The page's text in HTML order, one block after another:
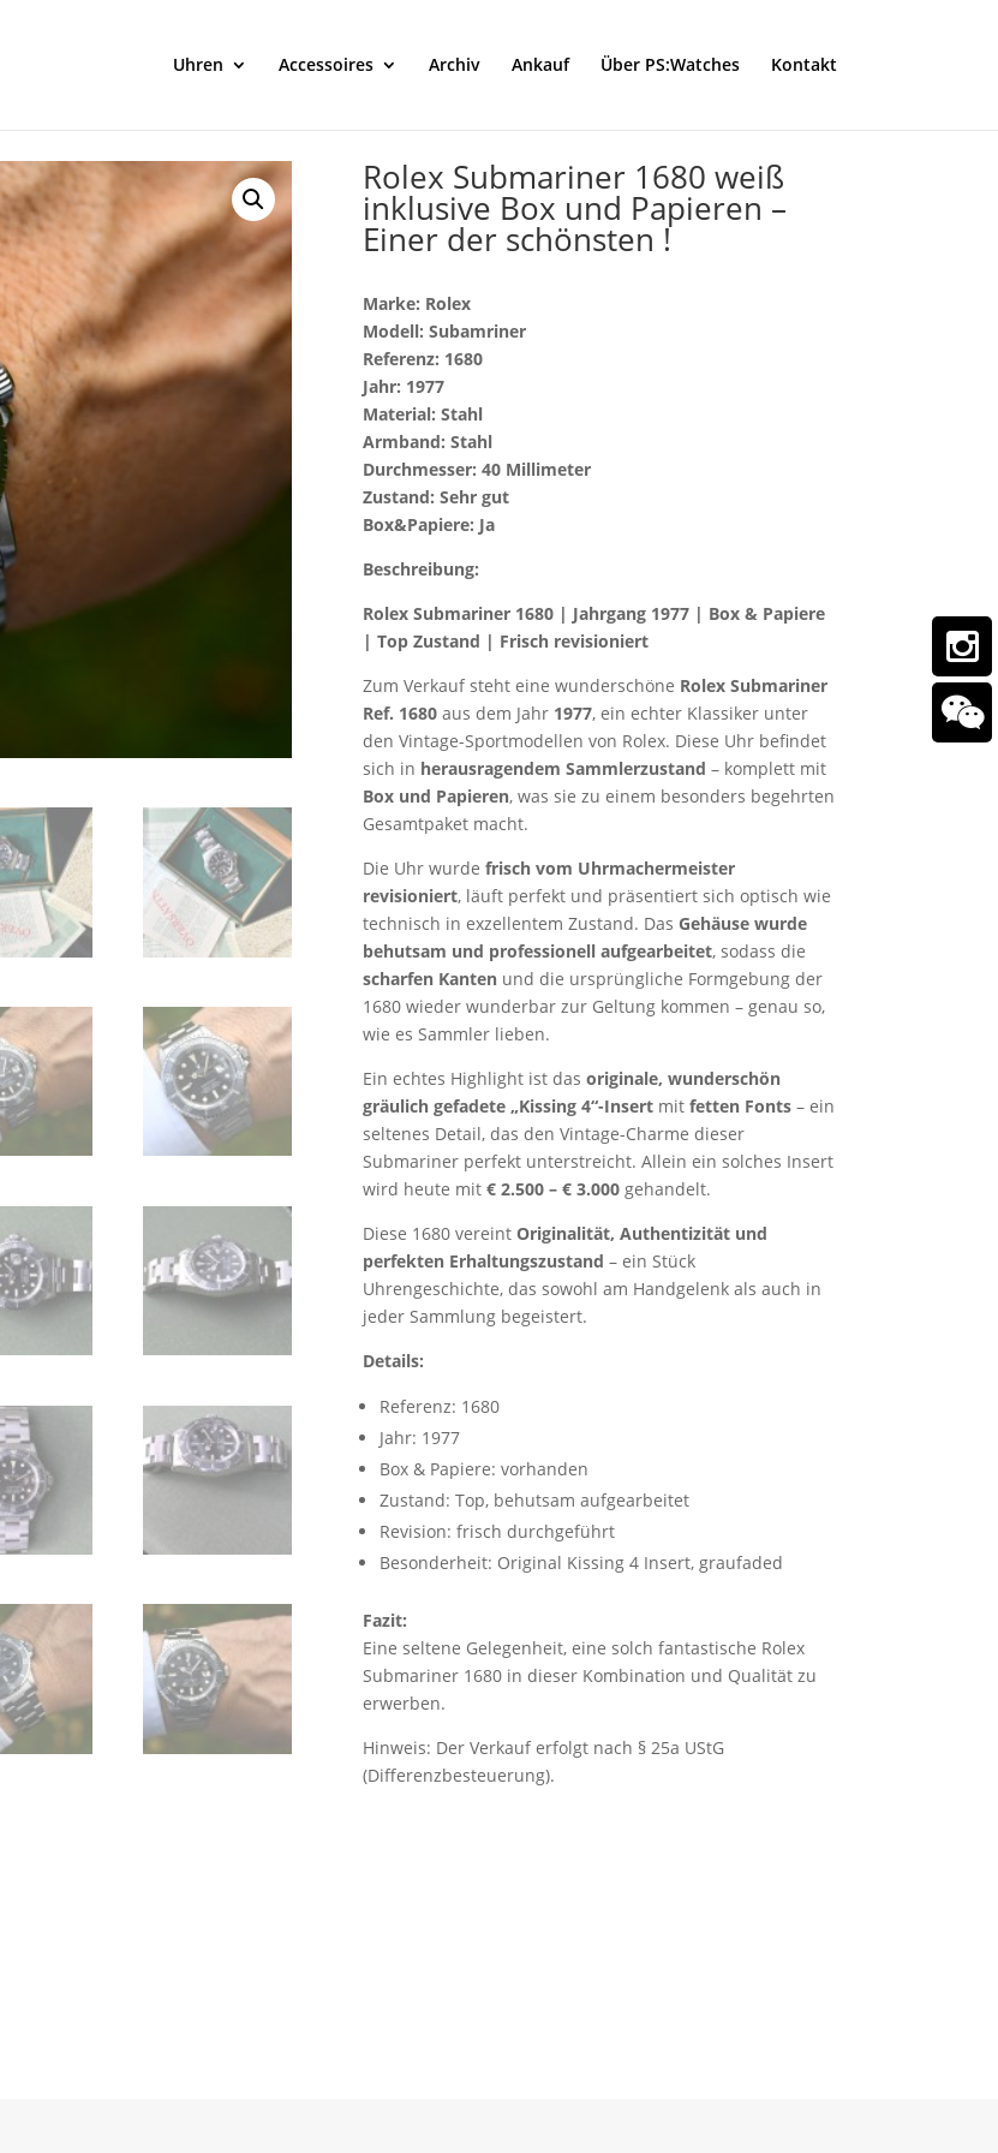
Uhren Accessoires Archiv Ankauf Über PS:Watches Kontakt
Rolex Submariner 1680 weiß
inklusive Box und Papieren –
Einer der schönsten !
Marke: Rolex
Modell: Subamriner
Referenz: 1680
Jahr: 1977
Material: Stahl
Armband: Stahl
Durchmesser: 40 Millimeter
Zustand: Sehr gut
Box&Papiere: Ja
Beschreibung:
Rolex Submariner 1680 | Jahrgang 1977 | Box & Papiere
| Top Zustand | Frisch revisioniert
Zum Verkauf steht eine wunderschöne Rolex Submariner
Ref. 1680aus dem Jahr 1977, ein echter Klassiker unter
den Vintage-Sportmodellen von Rolex. Diese Uhr befindet
sich in herausragendem Sammlerzustand – komplett mit
Box und Papieren, was sie zu einem besonders begehrten
Gesamtpaket macht.
Die Uhr wurde frisch vom Uhrmachermeister
revisioniert, läuft perfekt und präsentiert sich optisch wie
technisch in exzellentem Zustand. Das Gehäuse wurde
behutsam und professionell aufgearbeitet, sodass die
scharfen Kantenund die ursprüngliche Formgebung der
1680 wieder wunderbar zur Geltung kommen – genau so,
wie es Sammler lieben.
Ein echtes Highlight ist das originale, wunderschön
gräulich gefadete „Kissing 4“-Insertmit fetten Fonts– ein
seltenes Detail, das den Vintage-Charme dieser
Submariner perfekt unterstreicht. Allein ein solches Insert
wird heute mit € 2.500 – € 3.000gehandelt.
Diese 1680 vereint Originalität, Authentizität und
perfekten Erhaltungszustand – ein Stück
Uhrengeschichte, das sowohl am Handgelenk als auch in
jeder Sammlung begeistert.
Details:
Referenz: 1680
Jahr: 1977
Box & Papiere: vorhanden
Zustand: Top, behutsam aufgearbeitet
Revision: frisch durchgeführt
Besonderheit: Original Kissing 4 Insert, graufaded
Fazit:
Eine seltene Gelegenheit, eine solch fantastische Rolex
Submariner 1680 in dieser Kombination und Qualität zu
erwerben.
Hinweis: Der Verkauf erfolgt nach § 25a UStG
(Differenzbesteuerung).